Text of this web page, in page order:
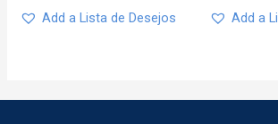
Add a Lista de Desejos Add a